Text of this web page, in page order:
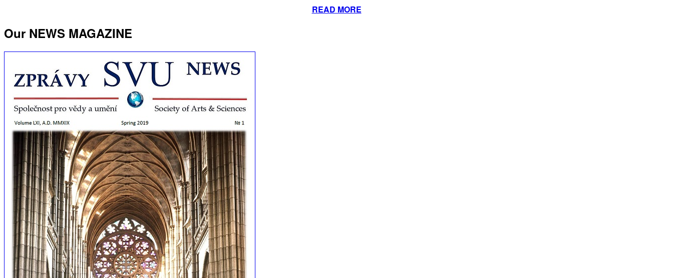
READ MORE
Our NEWS MAGAZINE